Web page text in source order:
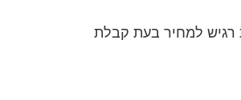
רגיש למחיר בעת קבלת